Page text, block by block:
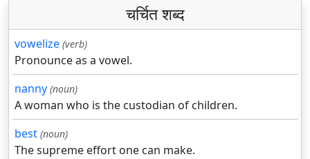
चर्चित शब्द
vowelize (verb)
Pronounce as a vowel.
nanny (noun)
A woman who is the custodian of children.
best (noun)
The supreme effort one can make.